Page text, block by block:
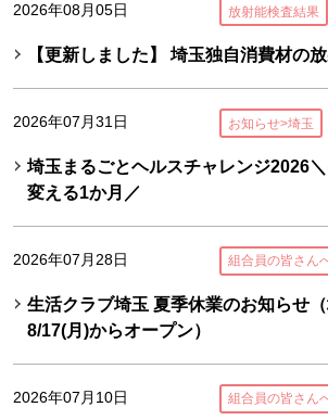
2026年08月05日 放射能検査結果
【更新しました】 埼玉独自消費材の
2026年07月31日 お知らせ>埼玉
埼玉まるごとヘルスチャレンジ2026
変える1か月／
2026年07月28日 組合員の皆さん
生活クラブ埼玉 夏季休業のお知らせ
8/17(月)からオープン）
2026年07月10日 組合員の皆さん